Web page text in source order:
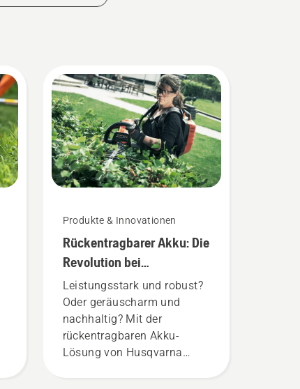
Produkte & Innovationen
Rückentragbarer Akku: Die
Revolution bei
akkubetriebenen
Handgeräten
Leistungsstark und robust?
Oder geräuscharm und
nachhaltig? Mit der
rückentragbaren Akku-
Lösung von Husqvarna